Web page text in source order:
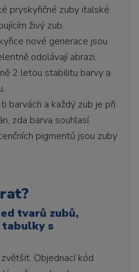
pryskyřičné zuby italské
živý zub.
nové generace jsou
odolávají abrazi.
2 letou stabilitu barvy a
barvách a každý zub je při
zda barva souhlasí.
pigmentů jsou zuby
tvarů zubů,
s
Objednací kód